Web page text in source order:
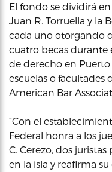
El fondo se dividirá
Juan R. Torruella y la
cada uno otorgando
cuatro becas durante
de derecho en
escuelas o facultades
American Bar
“Con el
Federal honra a los
C. Cerezo, dos
en la isla y reafirma